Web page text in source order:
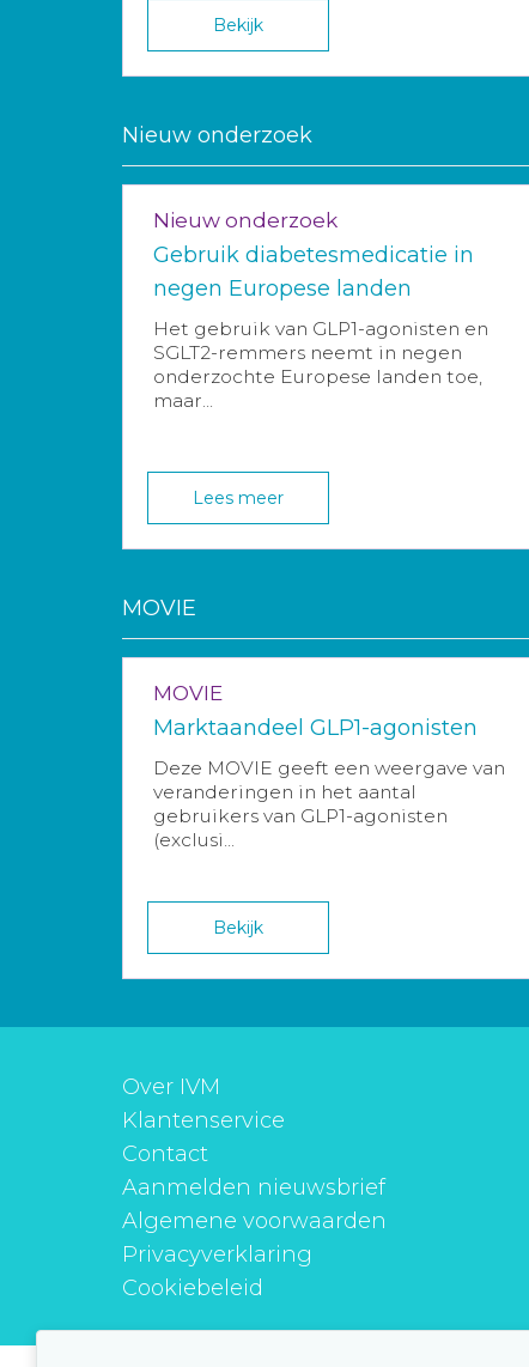
Bekijk
Nieuw onderzoek
Nieuw onderzoek
Gebruik diabetesmedicatie in
negen Europese landen
Het gebruik van GLP1-agonisten en
SGLT2-remmers neemt in negen
onderzochte Europese landen toe,
maar...
Lees meer
MOVIE
MOVIE
Marktaandeel GLP1-agonisten
Deze MOVIE geeft een weergave van
veranderingen in het aantal
gebruikers van GLP1-agonisten
(exclusi...
Bekijk
Over IVM
Klantenservice
Contact
Aanmelden nieuwsbrief
Algemene voorwaarden
Privacyverklaring
Cookiebeleid